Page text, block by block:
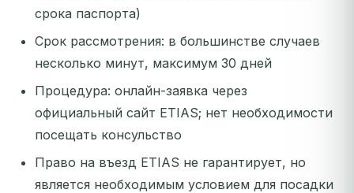
срока паспорта)
Срок рассмотрения: в большинстве случаев
несколько минут, максимум 30 дней
Процедура: онлайн-заявка через
официальный сайт ETIAS; нет необходимости
посещать консульство
Право на въезд ETIAS не гарантирует, но
является необходимым условием для посадки